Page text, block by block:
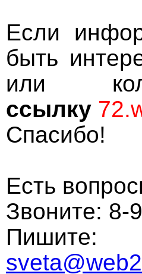
Если
быть
или
ссылку
Спасибо!
Есть
Звоните: 8-